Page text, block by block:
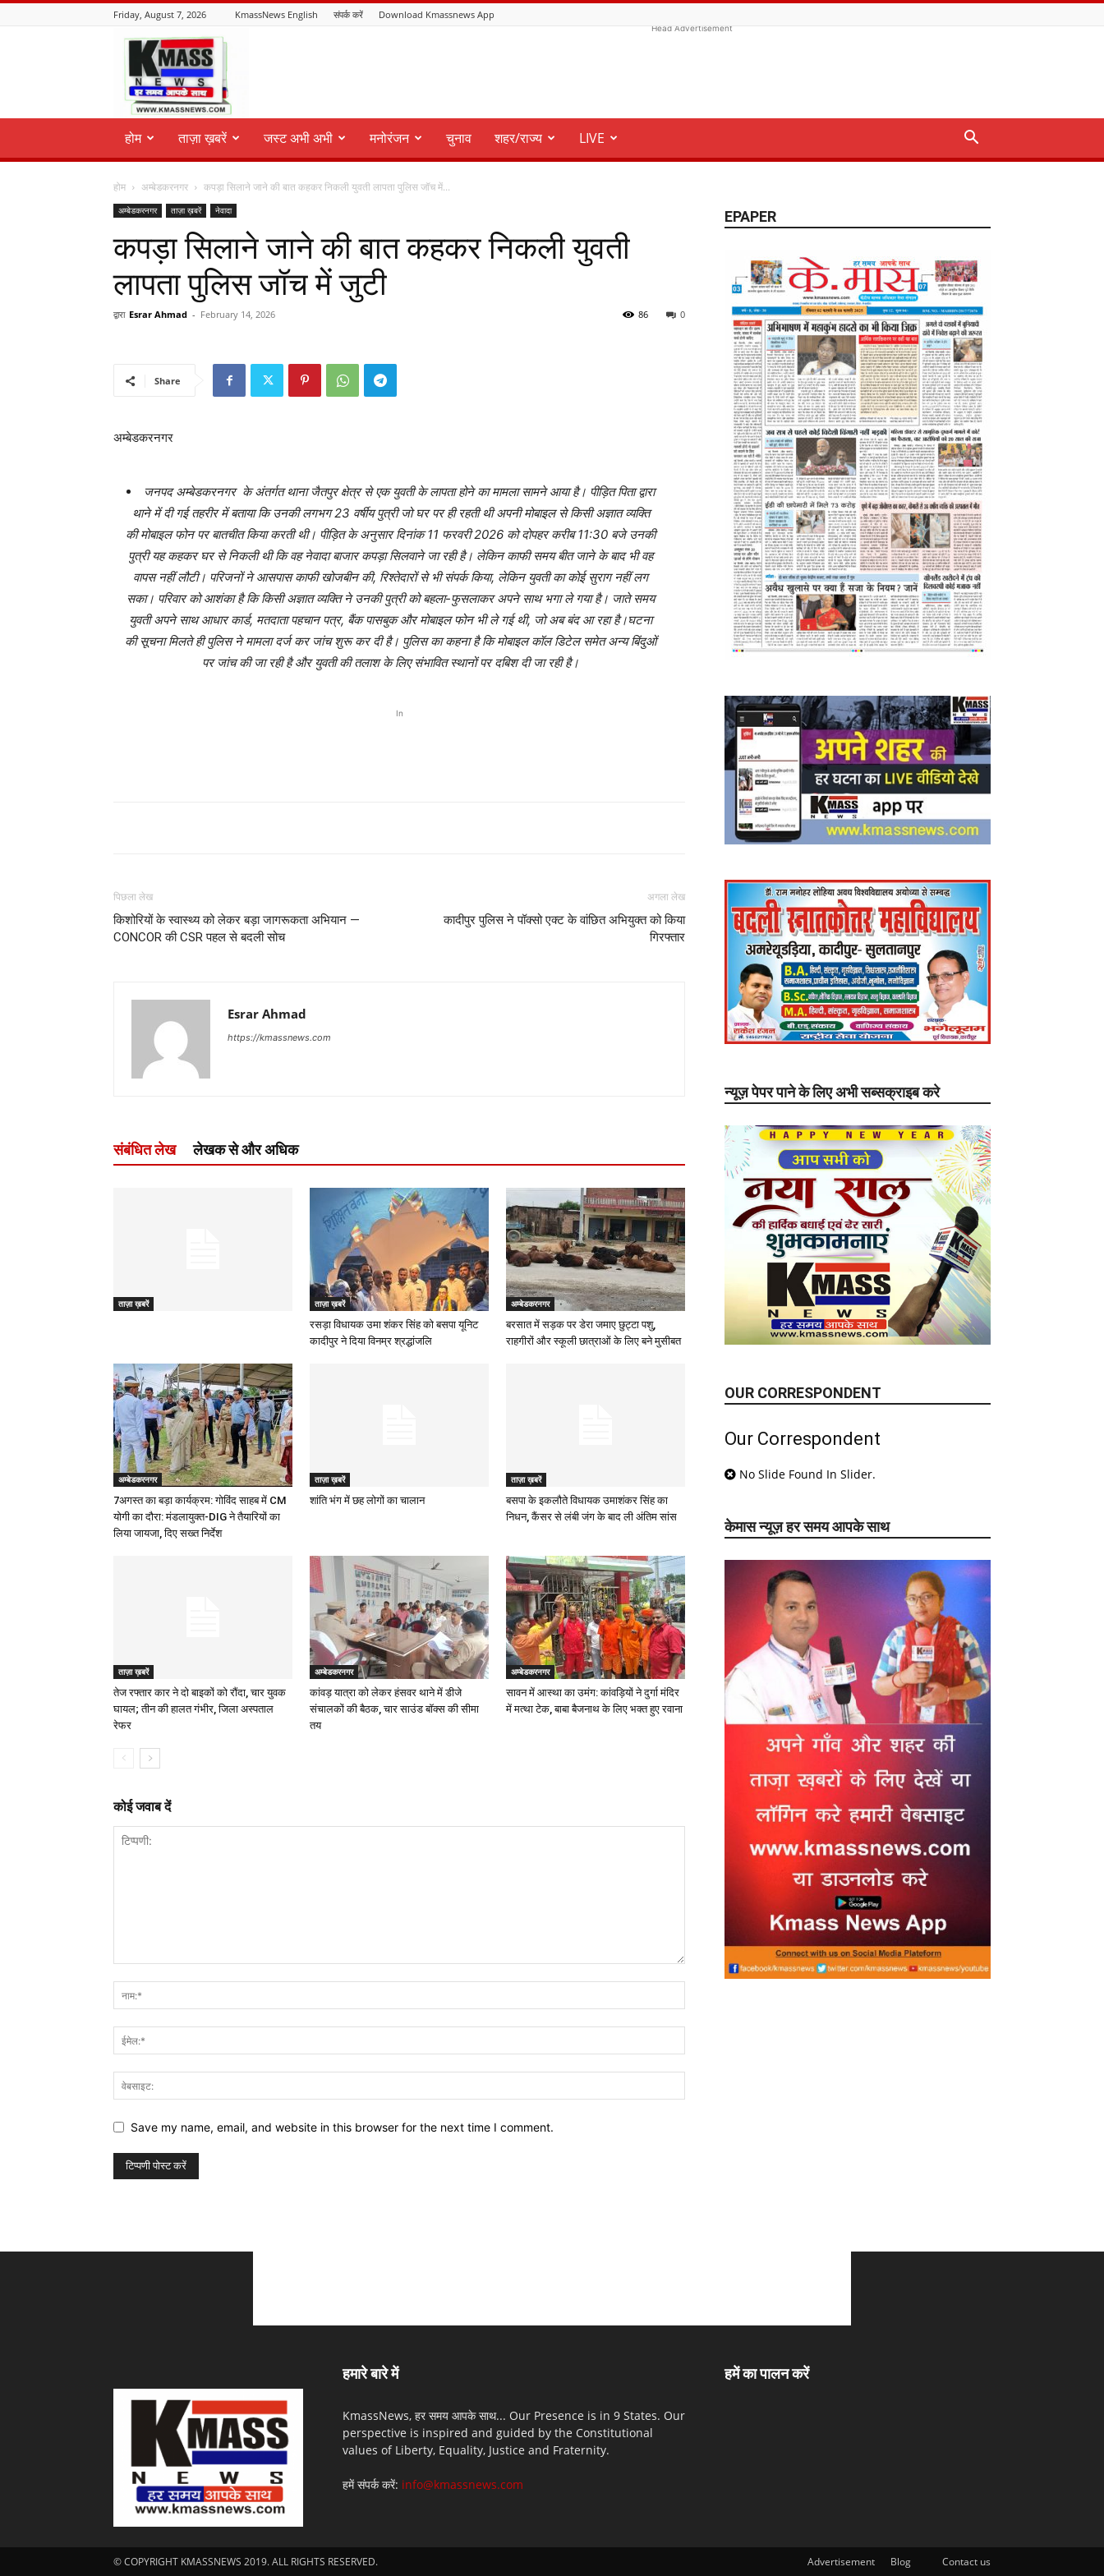
Friday, August 7, 2026 KmassNews English संपर्क करें Download Kmassnews App
KmassNews
Head Advertisement
होम ताज़ा ख़बरें जस्ट अभी अभी मनोरंजन चुनाव शहर/राज्य LIVE
होम अम्बेडकरनगर कपड़ा सिलाने जाने की बात कहकर निकली युवती लापता पुलिस जॉच में...
अम्बेडकरनगर ताज़ा ख़बरें नेवादा
कपड़ा सिलाने जाने की बात कहकर निकली युवती
लापता पुलिस जॉच में जुटी
द्वारा Esrar Ahmad - February 14, 2026 0
86
Share
अम्बेडकरनगर
जनपद अम्बेडकरनगर के अंतर्गत थाना जैतपुर क्षेत्र से एक युवती के लापता होने का मामला सामने आया है। पीड़ित पिता द्वारा
थाने में दी गई तहरीर में बताया कि उनकी लगभग 23 वर्षीय पुत्री जो घर पर ही रहती थी अपनी मोबाइल से किसी अज्ञात व्यक्ति
की मोबाइल फोन पर बातचीत किया करती थी। पीड़ित के अनुसार दिनांक 11 फरवरी 2026 को दोपहर करीब 11:30 बजे उनकी
पुत्री यह कहकर घर से निकली थी कि वह नेवादा बाजार कपड़ा सिलवाने जा रही है। लेकिन काफी समय बीत जाने के बाद भी वह
वापस नहीं लौटी। परिजनों ने आसपास काफी खोजबीन की, रिश्तेदारों से भी संपर्क किया, लेकिन युवती का कोई सुराग नहीं लग
सका। परिवार को आशंका है कि किसी अज्ञात व्यक्ति ने उनकी पुत्री को बहला-फुसलाकर अपने साथ भगा ले गया है। जाते समय
युवती अपने साथ आधार कार्ड, मतदाता पहचान पत्र, बैंक पासबुक और मोबाइल फोन भी ले गई थी, जो अब बंद आ रहा है।घटना
की सूचना मिलते ही पुलिस ने मामला दर्ज कर जांच शुरू कर दी है। पुलिस का कहना है कि मोबाइल कॉल डिटेल समेत अन्य बिंदुओं
पर जांच की जा रही है और युवती की तलाश के लिए संभावित स्थानों पर दबिश दी जा रही है।
In
पिछला लेख
किशोरियों के स्वास्थ्य को लेकर बड़ा जागरूकता अभियान —
CONCOR की CSR पहल से बदली सोच
अगला लेख
कादीपुर पुलिस ने पॉक्सो एक्ट के वांछित अभियुक्त को किया
गिरफ्तार
Esrar Ahmad
https://kmassnews.com
संबंधित लेख लेखक से और अधिक
ताज़ा ख़बरें ताज़ा ख़बरें
रसड़ा विधायक उमा शंकर सिंह को बसपा यूनिट
कादीपुर ने दिया विनम्र श्रद्धांजलि
अम्बेडकरनगर
बरसात में सड़क पर डेरा जमाए छुट्टा पशु,
राहगीरों और स्कूली छात्राओं के लिए बने मुसीबत
अम्बेडकरनगर
7अगस्त का बड़ा कार्यक्रम: गोविंद साहब में CM
योगी का दौरा: मंडलायुक्त-DIG ने तैयारियों का
लिया जायजा, दिए सख्त निर्देश
ताज़ा ख़बरें
शांति भंग में छह लोगों का चालान
ताज़ा ख़बरें
बसपा के इकलौते विधायक उमाशंकर सिंह का
निधन, कैंसर से लंबी जंग के बाद ली अंतिम सांस
ताज़ा ख़बरें
तेज रफ्तार कार ने दो बाइकों को रौंदा, चार युवक
घायल; तीन की हालत गंभीर, जिला अस्पताल
रेफर
अम्बेडकरनगर
कांवड़ यात्रा को लेकर हंसवर थाने में डीजे
संचालकों की बैठक, चार साउंड बॉक्स की सीमा
तय
अम्बेडकरनगर
सावन में आस्था का उमंग: कांवड़ियों ने दुर्गा मंदिर
में मत्था टेक, बाबा बैजनाथ के लिए भक्त हुए रवाना
कोई जवाब दें
Save my name, email, and website in this browser for the next time I comment.
EPAPER
न्यूज़ पेपर पाने के लिए अभी सब्सक्राइब करे
OUR CORRESPONDENT
Our Correspondent
No Slide Found In Slider.
केमास न्यूज़ हर समय आपके साथ
हमारे बारे में
KmassNews, हर समय आपके साथ... Our Presence is in 9 States. Our
perspective is inspired and guided by the Constitutional
values of Liberty, Equality, Justice and Fraternity.
हमें संपर्क करें: info@kmassnews.com
हमें का पालन करें
Advertisement Blog Contact us
© COPYRIGHT KMASSNEWS 2019. ALL RIGHTS RESERVED.